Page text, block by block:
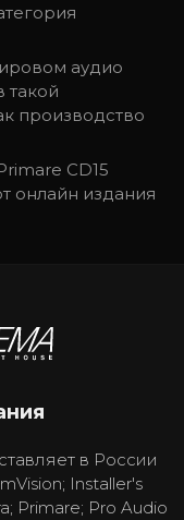
аудио
такой
производство
CD15
онлайн издания
в России
Installer's
Primare; Pro Audio